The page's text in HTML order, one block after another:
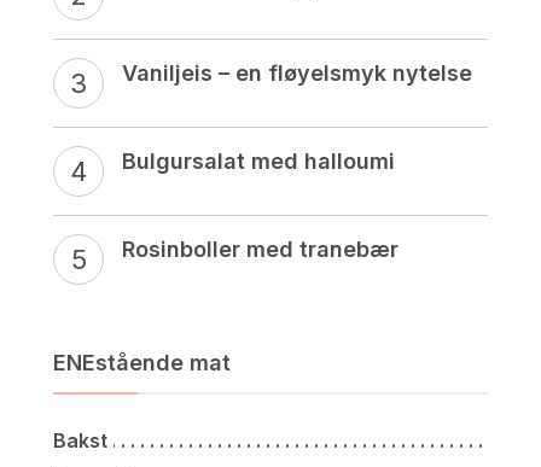
Vaniljeis – en fløyelsmyk nytelse
Bulgursalat med halloumi
Rosinboller med tranebær
ENEstående mat
Bakst